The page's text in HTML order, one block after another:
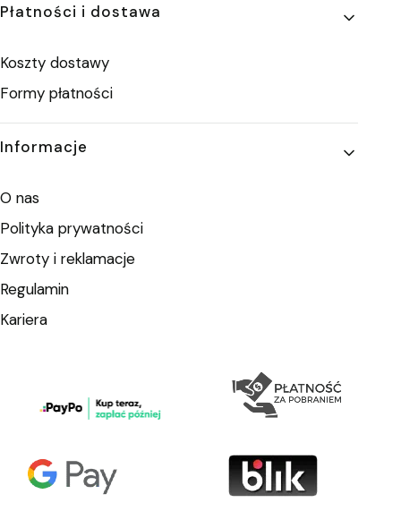
Płatności i dostawa
Koszty dostawy
Formy płatności
Informacje
O nas
Polityka prywatności
Zwroty i reklamacje
Regulamin
Kariera